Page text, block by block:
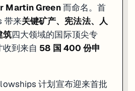
Martin Green而命名。首
带来关键矿产、宪法法、人
筑四大领域的国际顶尖专
到来自 58 国 400 份申
计划宣布迎来首批